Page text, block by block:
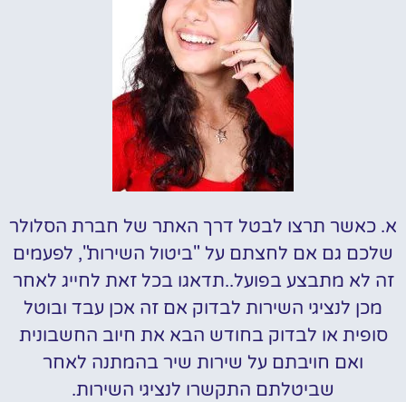
א. כאשר תרצו לבטל דרך האתר של חברת הסלולר
שלכם גם אם לחצתם על "ביטול השירות", לפעמים
זה לא מתבצע בפועל..תדאגו בכל זאת לחייג לאחר
מכן לנציגי השירות לבדוק אם זה אכן עבד ובוטל
סופית או לבדוק בחודש הבא את חיוב החשבונית
ואם חויבתם על שירות שיר בהמתנה לאחר
שביטלתם התקשרו לנציגי השירות.